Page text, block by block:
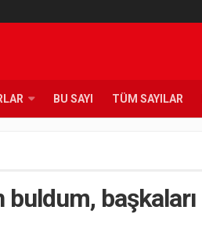
BU SAYI TÜM SAYILAR
buldum, başkaları